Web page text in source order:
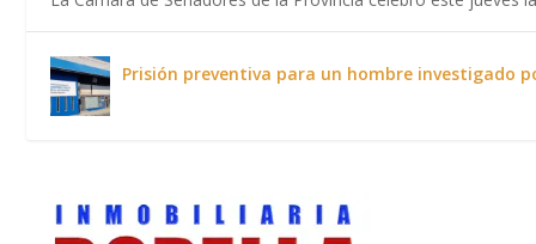
Prisión preventiva para un hombre investigado